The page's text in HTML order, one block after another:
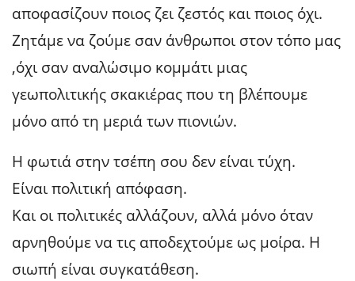
αποφασίζουν ποιος ζει ζεστός και ποιος όχι.
Ζητάμε να ζούμε σαν άνθρωποι στον τόπο μας
,όχι σαν αναλώσιμο κομμάτι μιας
γεωπολιτικής σκακιέρας που τη βλέπουμε
μόνο από τη μεριά των πιονιών.
Η φωτιά στην τσέπη σου δεν είναι τύχη.
Είναι πολιτική απόφαση.
Και οι πολιτικές αλλάζουν, αλλά μόνο όταν
αρνηθούμε να τις αποδεχτούμε ως μοίρα. Η
σιωπή είναι συγκατάθεση.